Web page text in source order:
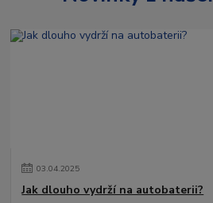
03.04.2025
Jak dlouho vydrží na autobaterii?